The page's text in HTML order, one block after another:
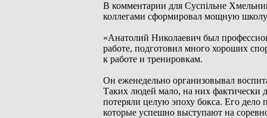
В комментарии для Суспільне
коллегами сформировал мощную школу
«Анатолий Николаевич был
работе, подготовил много хороших
к работе и тренировкам.
Он еженедельно организовывал
Таких людей мало, на них фактически
потеряли целую эпоху бокса. Его
которые успешно выступают на